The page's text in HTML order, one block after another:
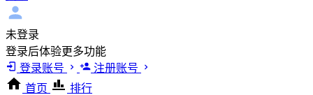
未登录
登录后体验更多功能
登录账号
注册账号
首页
排行